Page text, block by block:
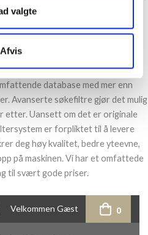
valgte
Afvis
database med mer enn
Avanserte søkefiltre gjør det mulig
etter. Uansett om det er originale
er forpliktet til å levere
deg høy kvalitet, bedre yteevne,
på maskinen. Vi har et omfattede
til svært gode priser.